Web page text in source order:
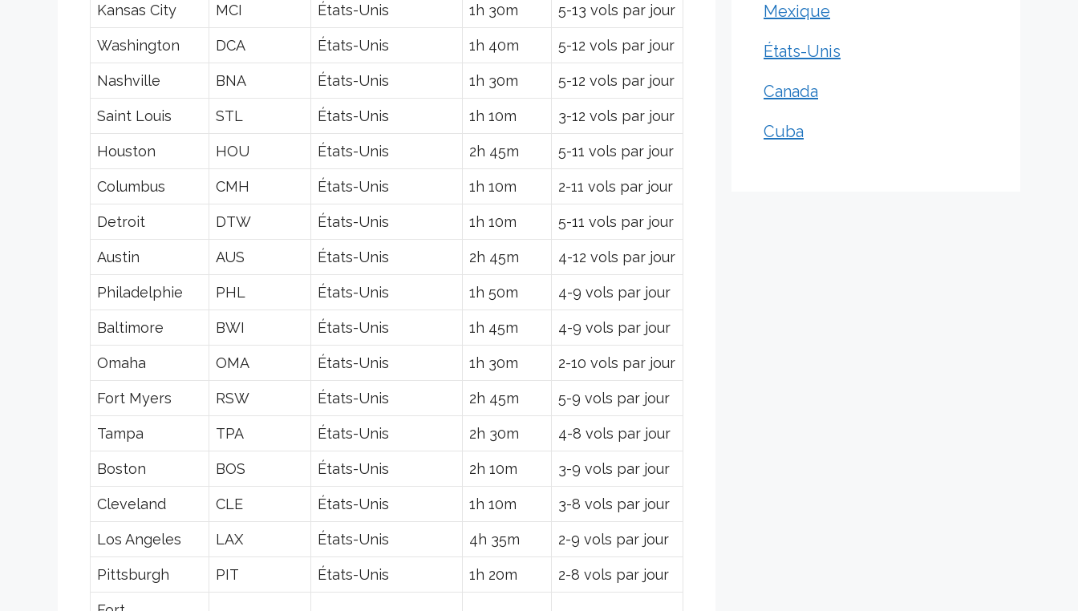
Kansas City MCI États-Unis 1h 30m 5-13 vols par jour
Washington DCA États-Unis 1h 40m 5-12 vols par jour
Nashville BNA États-Unis 1h 30m 5-12 vols par jour
Saint Louis STL États-Unis 1h 10m 3-12 vols par jour
Houston HOU États-Unis 2h 45m 5-11 vols par jour
Columbus CMH États-Unis 1h 10m 2-11 vols par jour
Detroit DTW États-Unis 1h 10m 5-11 vols par jour
Austin AUS États-Unis 2h 45m 4-12 vols par jour
Philadelphie PHL États-Unis 1h 50m 4-9 vols par jour
Baltimore BWI États-Unis 1h 45m 4-9 vols par jour
Omaha OMA États-Unis 1h 30m 2-10 vols par jour
Fort Myers RSW États-Unis 2h 45m 5-9 vols par jour
Tampa TPA États-Unis 2h 30m 4-8 vols par jour
Boston BOS États-Unis 2h 10m 3-9 vols par jour
Cleveland CLE États-Unis 1h 10m 3-8 vols par jour
Los Angeles LAX États-Unis 4h 35m 2-9 vols par jour
Pittsburgh PIT États-Unis 1h 20m 2-8 vols par jour
Mexique
États-Unis
Canada
Cuba